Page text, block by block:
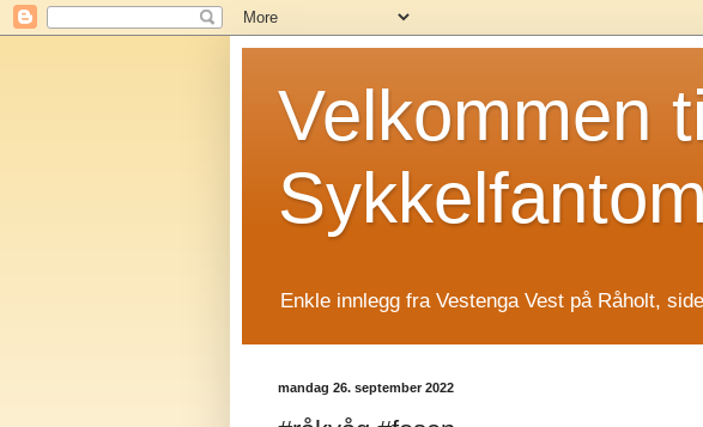
Velkommen
Enkle innlegg fra Vestenga Vest på Råholt,
mandag 26. september 2022